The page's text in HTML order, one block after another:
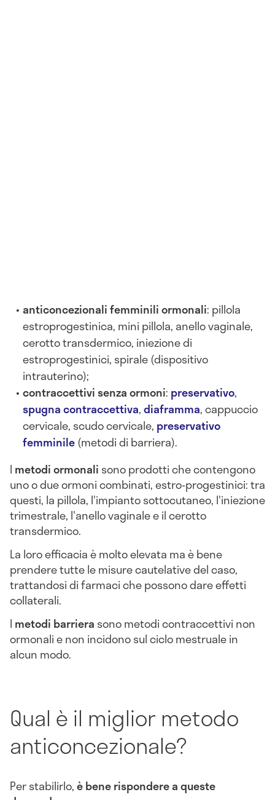
anticoncezionali femminili ormonali: pillola
estroprogestinica, mini pillola, anello vaginale,
cerotto transdermico, iniezione di
estroprogestinici, spirale (dispositivo
intrauterino);
contraccettivi senza ormoni: preservativo,
spugna contraccettiva,diaframma, cappuccio
cervicale, scudo cervicale, preservativo
femminile(metodi di barriera).
I metodi ormonali sono prodotti che contengono
uno o due ormoni combinati, estro-progestinici: tra
questi, la pillola, l'impianto sottocutaneo, l'iniezione
trimestrale, l'anello vaginale e il cerotto
transdermico.
La loro efficacia è molto elevata ma è bene
prendere tutte le misure cautelative del caso,
trattandosi di farmaci che possono dare effetti
collaterali.
I metodi barriera sono metodi contraccettivi non
ormonali e non incidono sul ciclo mestruale in
alcun modo.
Qual è il miglior metodo
anticoncezionale?
Per stabilirlo,è bene rispondere a queste